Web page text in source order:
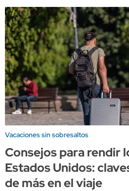
Vacaciones sin sobresaltos
Consejos para rendir
Estados Unidos:
de más en el viaje